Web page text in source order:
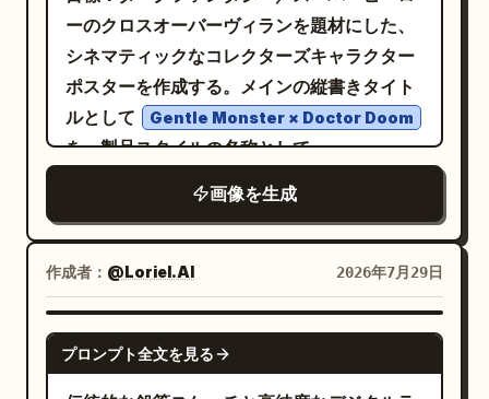
ーツとネクタイ姿、眼鏡をかけ、険しい表
情。後方のデスクに座っているか、立ってい
る。若手社員は 若手日本人サラリーマン
、ハ
ムスターは
小さなハムスターの社員 、上司は
怒った中年部長 とする。 パネル構成とアク
着いた導入：若手社員が右側の手前で PC に
向かってタイピングしており、左手前のハム
スターを少し心配そうに見ている。ハムスタ
ーはメインデスクの上の小さな椅子とミニチ
ュアデスクに座っている。上司は背景でモニ
ターを見てイライラしている。一番右端には
オフィスバインダーが並んでいる。 2. 第 2
主ヴィラン。肩から上を映した、強烈な 3/4
クローズアップ構図。深みのある
エメラルドグリーン
の織物製フードを被って
おり、顔に深い影を落としている。金属製の
マスクはダークなガンメタルカラーで、彫刻
のようなフィリグリー（金銀線細工）、リベ
ット、鋭角的なプレート、そして中央の重厚
な鼻梁が特徴。マスク全体に精巧なスパイク
付きの眼鏡のようなフレームを追加し、2 つ
の反射レンズを装着する。左レンズは緑色
に、右レンズは金色に発光させる。レンズの
上の影から、鋭く威圧的な人間の目がわずか
ーのクロスオーバーヴィランを題材にした、
シネマティックなコレクターズキャラクター
ポスターを作成する。メインの縦書きタイト
ルとして
Gentle Monster × Doctor Doom
を、製品スタイルの名称として
ャンバス：16:9 のワイドなランドスケープポ
スター。ザラついたオフホワイトの羊皮紙の
背景に、ハーフトーンの斑点、黒インクの擦
れ、そしてくすんだ黄緑色の色調を加える。
構図は、左側の細いタイポグラフィの列と、
中央から右側を占める巨大なキャラクターの
クローズアップポートレートに分割する。 メ
画像を生成
作成者： @Loriel.AI 2026年7月29日
GPT IMAGE 2
プロンプト全文を見る